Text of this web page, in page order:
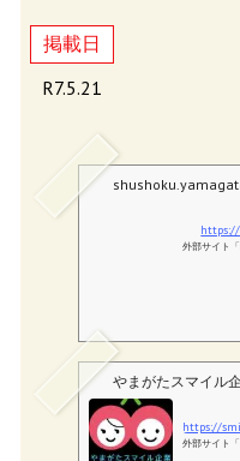
掲載日
R7.5.21
外部サイト
やまがたスマイル
外部サイト